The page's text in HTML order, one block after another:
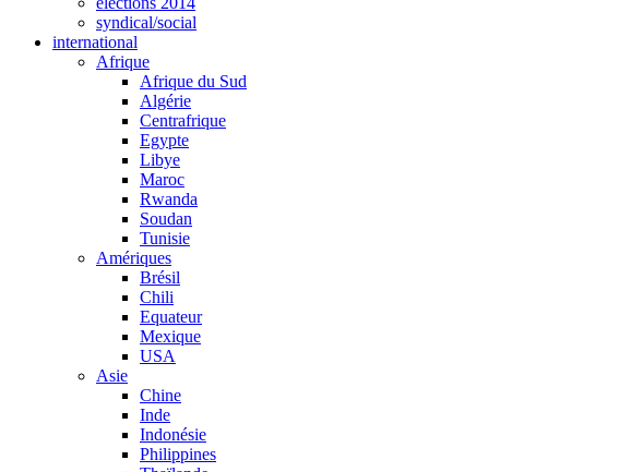
syndical/social
international
Afrique
Afrique du Sud
Algérie
Centrafrique
Egypte
Libye
Maroc
Rwanda
Soudan
Tunisie
Amériques
Brésil
Chili
Equateur
Mexique
USA
Asie
Chine
Inde
Indonésie
Philippines